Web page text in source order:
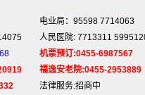
电业局：95598 7714063
人民医院: 7713311
机票预订:0455-6987567
福逸安老院:0455-2953889
法律服务:招商中